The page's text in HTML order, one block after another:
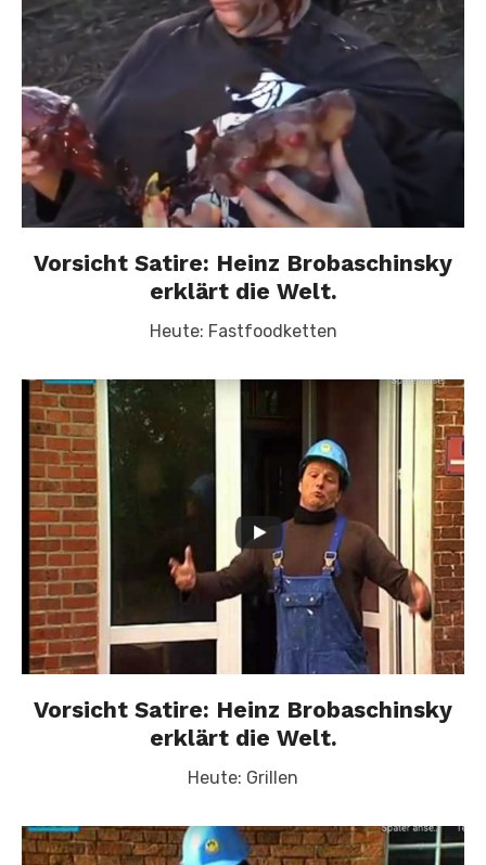
Vorsicht Satire: Heinz Brobaschinsky
erklärt die Welt.
Heute: Fastfoodketten
Vorsicht Satire: Heinz Brobaschinsky
erklärt die Welt.
Heute: Grillen